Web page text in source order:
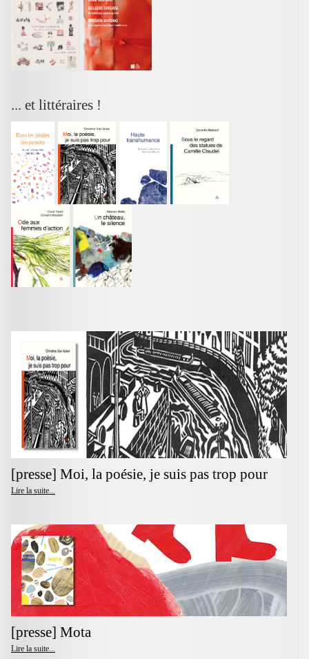
... et littéraires !
[presse] Moi, la poésie, je suis pas trop pour
Lire la suite...
[presse] Mota
Lire la suite...